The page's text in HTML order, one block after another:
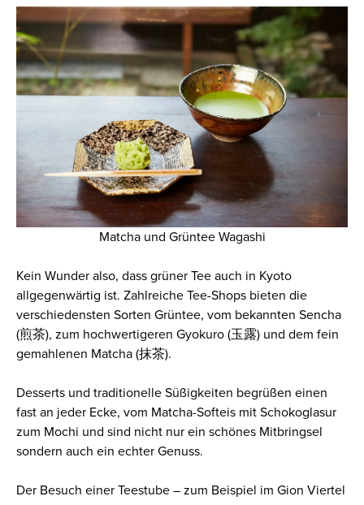
Matcha und Grüntee Wagashi
Kein Wunder also, dass grüner Tee auch in Kyoto
allgegenwärtig ist. Zahlreiche Tee-Shops bieten die
verschiedensten Sorten Grüntee, vom bekannten Sencha
(煎茶), zum hochwertigeren Gyokuro (玉露) und dem fein
gemahlenen Matcha (抹茶).
Desserts und traditionelle Süßigkeiten begrüßen einen
fast an jeder Ecke, vom Matcha-Softeis mit Schokoglasur
zum Mochi und sind nicht nur ein schönes Mitbringsel
sondern auch ein echter Genuss.
Der Besuch einer Teestube – zum Beispiel im Gion Viertel